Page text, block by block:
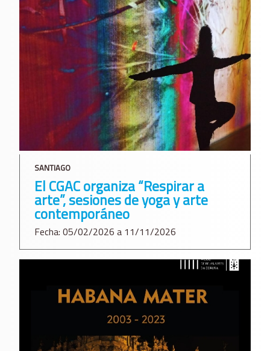
SANTIAGO
El CGAC organiza “Respirar a
arte”, sesiones de yoga y arte
contemporáneo
Fecha: 05/02/2026 a 11/11/2026